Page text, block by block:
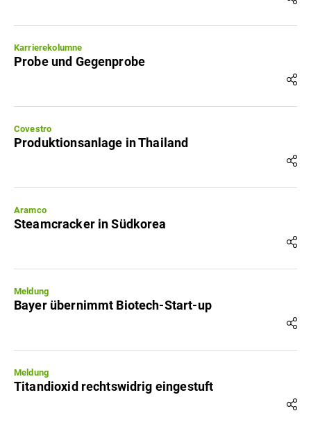
Karrierekolumne
Probe und Gegenprobe
Covestro
Produktionsanlage in Thailand
Aramco
Steamcracker in Südkorea
Meldung
Bayer übernimmt Biotech-Start-up
Meldung
Titandioxid rechtswidrig eingestuft